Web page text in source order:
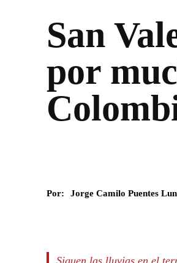
San
por
Por: Jorge Camilo Puentes
Siguen las lluvias en el